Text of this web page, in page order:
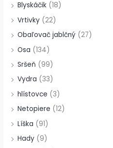
Blyskáčik (18)
Vrtivky (22)
Obaľovač jablčný (27)
Osa (134)
Sršeň (99)
Vydra (33)
hlístovce (3)
Netopiere (12)
Líška (91)
Hady (9)